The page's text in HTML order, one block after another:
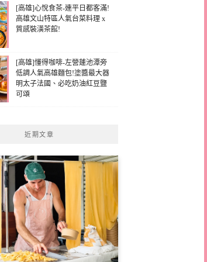
[高雄]心悅食茶-連平日都客滿!
高雄文山特區人氣台菜料理 x
質感裝潢茶館!
[高雄]懂得咖啡-左營蓮池潭旁
低調人氣高雄麵包!塗醬最大器
明太子法國、必吃奶油紅豆鹽
可頌
近期文章